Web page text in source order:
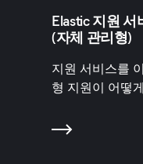
Elastic 지원 서
(자체 관리형)
지원 서비스를
형 지원이 어떻